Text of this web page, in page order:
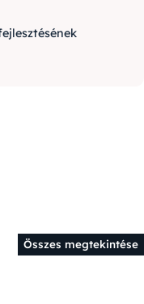
Összes megtekintése